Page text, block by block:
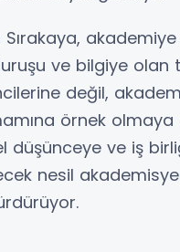
Sırakaya,
ve bilgiye olan
değil,
örnek
düşünceye ve iş
nesil